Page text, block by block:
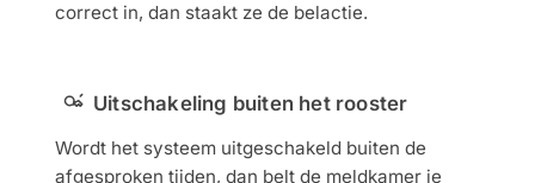
correct in, dan staakt ze de belactie.
Uitschakeling buiten het rooster
Wordt het systeem uitgeschakeld buiten de
afgesproken tijden, dan belt de meldkamer je